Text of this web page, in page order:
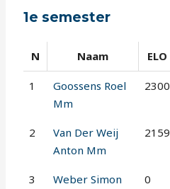
1e semester
N Naam ELO
1
Goossens Roel
Mm
2300
2
Van Der Weij
Anton Mm
2159
3
Weber Simon
0